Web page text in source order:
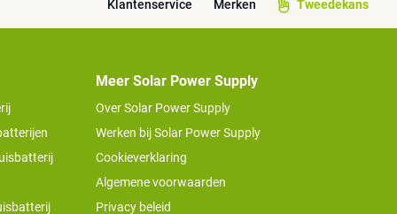
Klantenservice Merken Tweedekans
Meer Solar Power Supply
Over Solar Power Supply
Werken bij Solar Power Supply
Cookieverklaring
Algemene voorwaarden
Privacy beleid